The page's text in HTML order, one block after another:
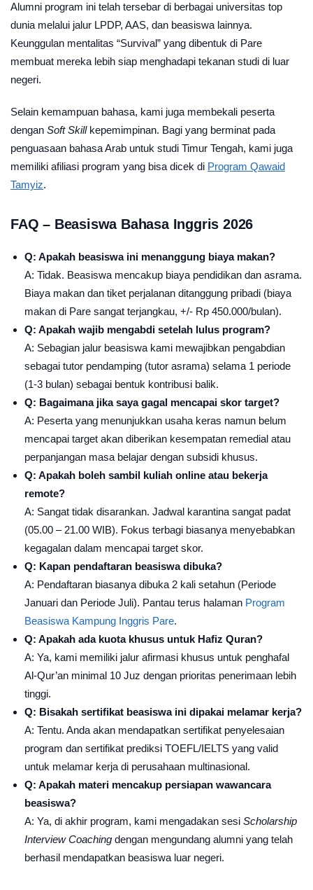
Alumni program ini telah tersebar di berbagai universitas top
dunia melalui jalur LPDP, AAS, dan beasiswa lainnya.
Keunggulan mentalitas “Survival” yang dibentuk di Pare
membuat mereka lebih siap menghadapi tekanan studi di luar
negeri.
Selain kemampuan bahasa, kami juga membekali peserta
dengan Soft Skillkepemimpinan. Bagi yang berminat pada
penguasaan bahasa Arab untuk studi Timur Tengah, kami juga
memiliki afiliasi program yang bisa dicek di Program Qawaid
Tamyiz.
FAQ – Beasiswa Bahasa Inggris 2026
Q: Apakah beasiswa ini menanggung biaya makan?
A: Tidak. Beasiswa mencakup biaya pendidikan dan asrama.
Biaya makan dan tiket perjalanan ditanggung pribadi (biaya
makan di Pare sangat terjangkau, +/- Rp 450.000/bulan).
Q: Apakah wajib mengabdi setelah lulus program?
A: Sebagian jalur beasiswa kami mewajibkan pengabdian
sebagai tutor pendamping (tutor asrama) selama 1 periode
(1-3 bulan) sebagai bentuk kontribusi balik.
Q: Bagaimana jika saya gagal mencapai skor target?
A: Peserta yang menunjukkan usaha keras namun belum
mencapai target akan diberikan kesempatan remedial atau
perpanjangan masa belajar dengan subsidi khusus.
Q: Apakah boleh sambil kuliah online atau bekerja
remote?
A: Sangat tidak disarankan. Jadwal karantina sangat padat
(05.00 – 21.00 WIB). Fokus terbagi biasanya menyebabkan
kegagalan dalam mencapai target skor.
Q: Kapan pendaftaran beasiswa dibuka?
A: Pendaftaran biasanya dibuka 2 kali setahun (Periode
Januari dan Periode Juli). Pantau terus halaman Program
Beasiswa Kampung Inggris Pare.
Q: Apakah ada kuota khusus untuk Hafiz Quran?
A: Ya, kami memiliki jalur afirmasi khusus untuk penghafal
Al-Qur’an minimal 10 Juz dengan prioritas penerimaan lebih
tinggi.
Q: Bisakah sertifikat beasiswa ini dipakai melamar kerja?
A: Tentu. Anda akan mendapatkan sertifikat penyelesaian
program dan sertifikat prediksi TOEFL/IELTS yang valid
untuk melamar kerja di perusahaan multinasional.
Q: Apakah materi mencakup persiapan wawancara
beasiswa?
A: Ya, di akhir program, kami mengadakan sesi Scholarship
Interview Coaching dengan mengundang alumni yang telah
berhasil mendapatkan beasiswa luar negeri.